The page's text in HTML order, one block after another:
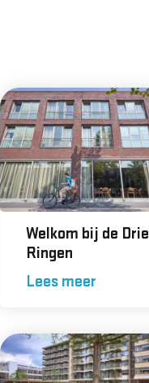
Welkom bij de Drie
Ringen
Lees meer